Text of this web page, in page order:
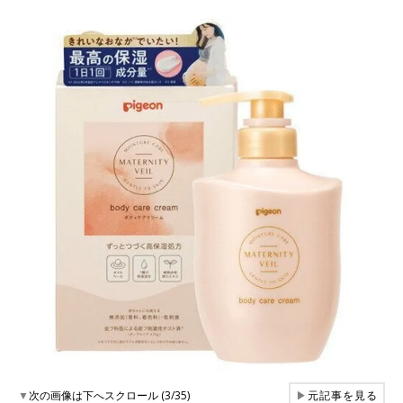
▼次の画像は下へスクロール (3/35) ▶元記事を見る